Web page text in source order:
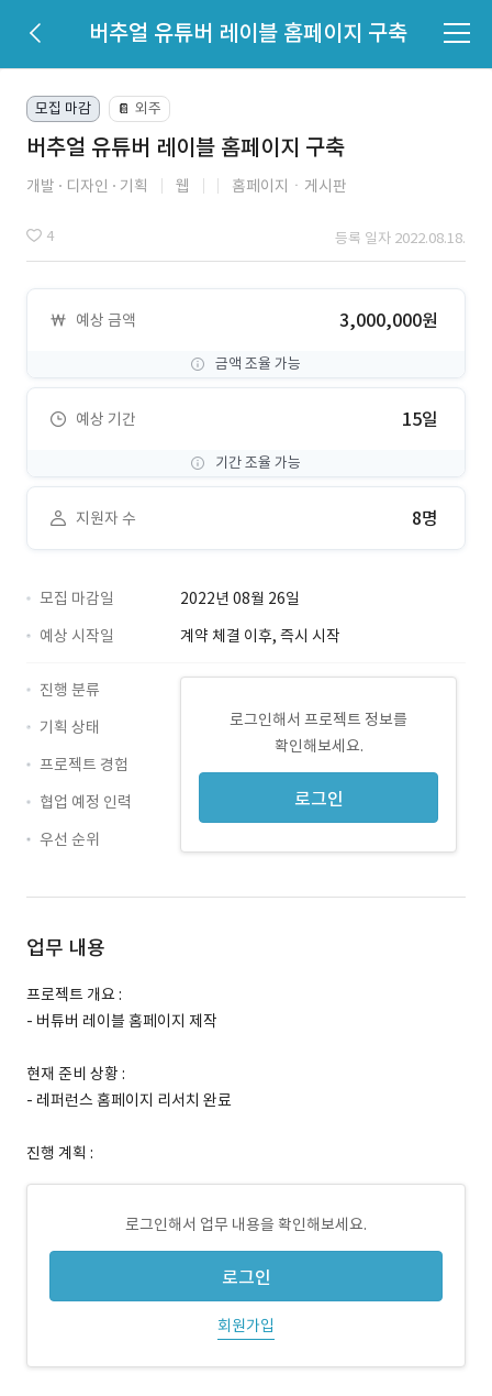
버추얼 유튜버 레이블 홈페이지 구축
모집 마감 📔 외주
버추얼 유튜버 레이블 홈페이지 구축
개발 디자인 기획 웹 홈페이지ㆍ게시판
4 등록 일자 2022.08.18.
예상 금액 3,000,000원
금액 조율 가능
예상 기간 15일
기간 조율 가능
지원자 수 8명
모집 마감일
2022년 08월 26일
예상 시작일
계약 체결 이후, 즉시 시작
로그인해서 프로젝트 정보를
확인해보세요.
로그인
진행 분류
기획 상태
프로젝트 경험
협업 예정 인력
우선 순위
업무 내용
프로젝트 개요 :
- 버튜버 레이블 홈페이지 제작
현재 준비 상황 :
- 레퍼런스 홈페이지 리서치 완료
진행 계획 :
로그인해서 업무 내용을 확인해보세요.
로그인
회원가입